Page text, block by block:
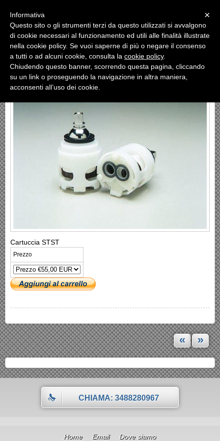
INDIETRO « »
N°28 STST
Cartuccia STST
Prezzo
« »
CHIAMA: 3488280967
Home Email Dove siamo
×
Informativa
Questo sito o gli strumenti terzi da questo utilizzati si avvalgono
di cookie necessari al funzionamento ed utili alle finalità illustrate
nella cookie policy. Se vuoi saperne di più o negare il consenso
a tutti o ad alcuni cookie, consulta la cookie policy.
Chiudendo questo banner, scorrendo questa pagina, cliccando
su un link o proseguendo la navigazione in altra maniera,
acconsenti all’uso dei cookie.